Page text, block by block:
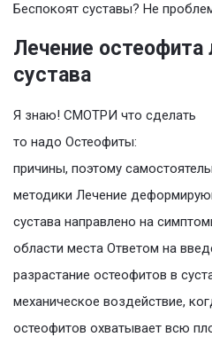
Беспокоят суставы? Не
Лечение остеофита
сустава
Я знаю! СМОТРИ что сделать
то надо Остеофиты:
причины, поэтому
методики Лечение
сустава направлено на
области места Ответом на
разрастание остеофитов в
механическое воздействие,
остеофитов охватывает всю